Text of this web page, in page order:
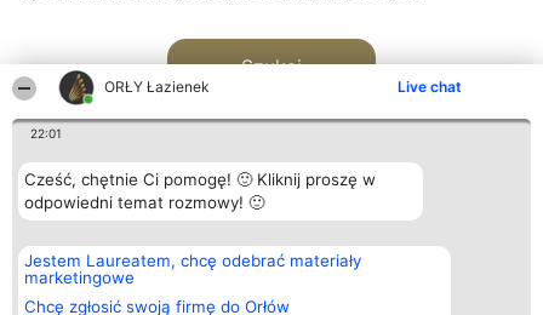
ORŁY Łazienek Live chat
22:01
Cześć, chętnie Ci pomogę! 🙂 Kliknij proszę w
odpowiedni temat rozmowy! 🙂
Jestem Laureatem, chcę odebrać materiały
marketingowe
Chcę zgłosić swoją firmę do Orłów
Szukaj
Organizator plebiscytu
Bright Side Solutions sp. z o.
o. sp. k.
ul. Ruska 22
Plebiscyt
Laureaci
wszystkich
Kontakt
Kontakt